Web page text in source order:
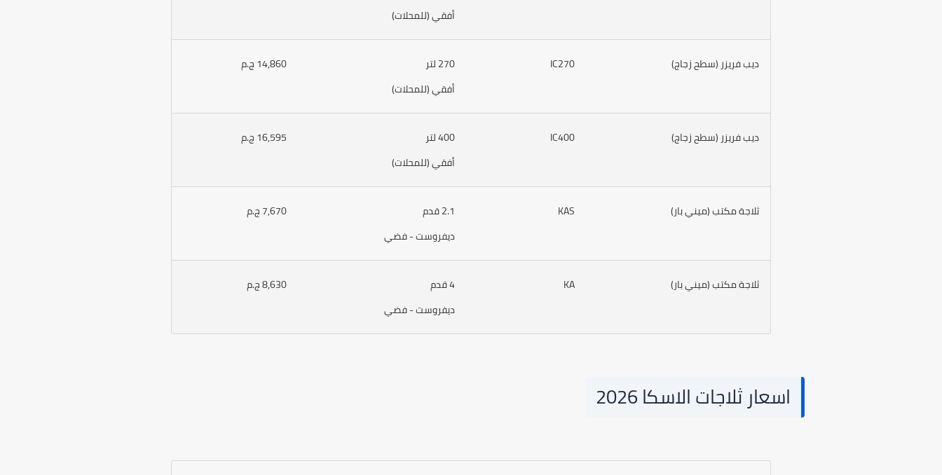
أفقي (للمحلات)
ديب فريزر (سطح زجاج) IC270
270 لتر
أفقي (للمحلات)
14,860 ج.م
ديب فريزر (سطح زجاج) IC400
400 لتر
أفقي (للمحلات)
16,595 ج.م
ثلاجة مكتب (ميني بار) KAS
2.1 قدم
ديفروست - فضي
7,670 ج.م
ثلاجة مكتب (ميني بار) KA
4 قدم
ديفروست - فضي
8,630 ج.م
اسعار ثلاجات الاسكا 2026